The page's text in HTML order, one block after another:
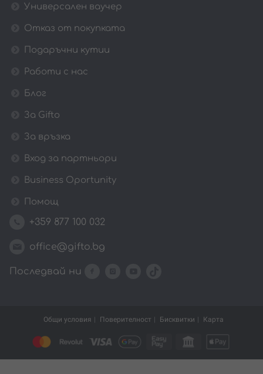
Универсален ваучер
Отказ от покупката
Подаръчни кутии
Работи с нас
Блог
За Gifto
За връзка
Вход за партньори
Business Oportunity
Помощ
+359 877 100 032
office@gifto.bg
Последвай ни
Общи условия Поверителност Бисквитки Карта